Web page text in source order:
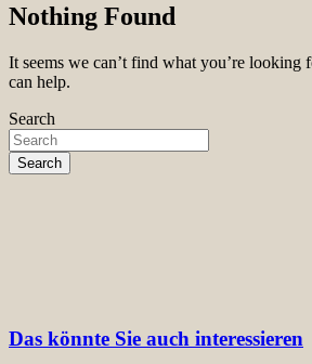
Nothing Found
It seems we can’t find what you’re looking
can help.
Search
Search
Das könnte Sie auch interessieren